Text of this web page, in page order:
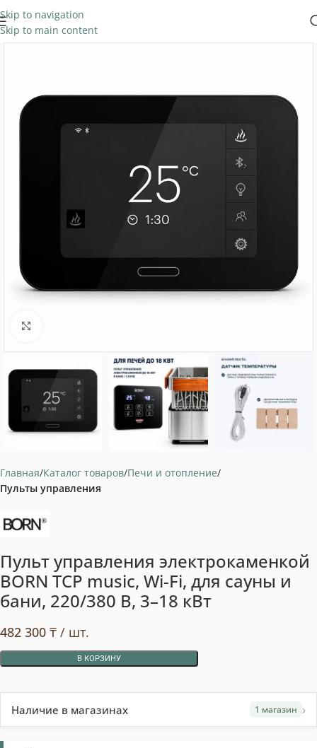
Skip to navigation
Skip to main content
Главная Каталог товаров Печи и отопление
Пульты управления
Пульт управления электрокаменкой
BORN TCP music, Wi-Fi, для сауны и
бани, 220/380 В, 3–18 кВт
482 300 ₸ / шт.
В КОРЗИНУ
Наличие в магазинах 1 магазин ›